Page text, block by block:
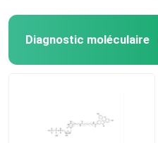
Diagnostic moléculaire